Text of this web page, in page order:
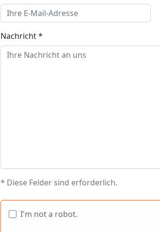
Nachricht *
* Diese Felder sind erforderlich.
I'm not a robot.